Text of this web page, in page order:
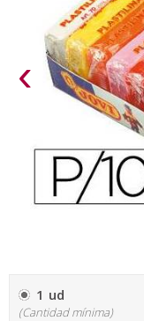
‹
1 ud
(Cantidad mínima)